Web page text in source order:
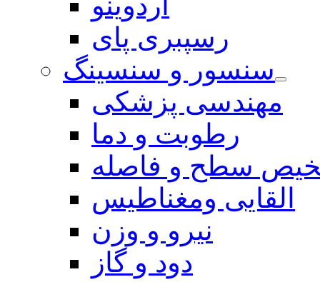
رسپبری پای
سنسور و سنسینگ
مهندسی پزشکی
رطوبت و دما
سطح و فاصله
القایی ومغناطیس
نیرو و وزن
دود و گاز